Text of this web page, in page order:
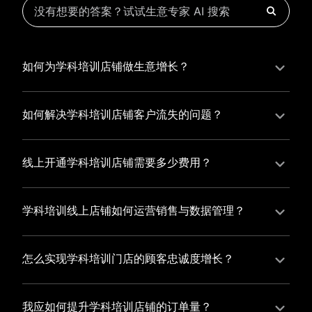
如何为学科培训店铺做生意增长？
为学科培训店铺实现持续生意增长，您可以通过有赞新
零售的一体化解决方案，整合线上线下资源，实现商品
培训店铺的运营效率，促进业务增长。
如何解决学科培训店铺客户流失的问题？
学科培训店铺精细化运营，有赞私域运营助您轻松解决
客户流失问题，通过有赞微商城、有赞小程序商城搭建
升复购率，实现业绩增长！
线上开通学科培训店铺需要多少费用？
选择有赞新零售，您可以开通学科培训店铺，快速搭建
属于您的有赞微商城，我们为您提供有赞微商城、有赞
与您共同打造独具特色的品牌，携手共创辉煌事业！
学科培训线上店铺如何运营销售与数据管理？
有赞新零售旗下的有赞微商城、有赞私域运营和有赞小
程序商城，为您的线上店铺提供一站式解决方案，从运
态。
怎么实现学科培训门店的顾客忠诚度增长？
您可以使用有赞的会员管理系统，建立自己的会员体
系，通过赠送积分、折扣等福利来吸引顾客再次购买，
我应如何提升学科培训店铺的订单量？